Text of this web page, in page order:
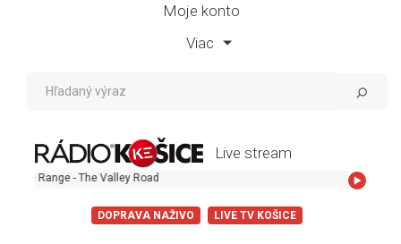
Moje konto
Viac
Live stream
Road
DOPRAVA NAŽIVO LIVE TV KOŠICE